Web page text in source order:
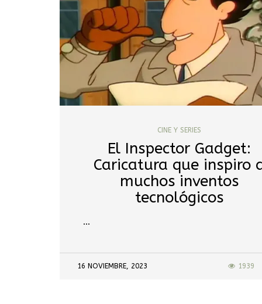
CINE Y SERIES
El Inspector Gadget:
Caricatura que inspiro
muchos inventos
tecnológicos
…
16 NOVIEMBRE, 2023 1939